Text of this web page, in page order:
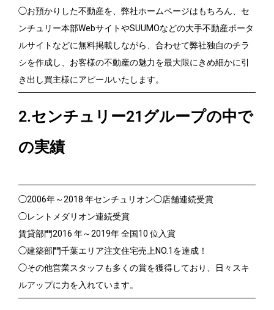
◯お預かりした不動産を、弊社ホームページはもちろん、セ
ンチュリー本部WebサイトやSUUMOなどの大手不動産ポータ
ルサイトなどに無料掲載しながら、合わせて弊社独自のチラ
シを作成し、お客様の不動産の魅力を最大限にきめ細かに引
き出し買主様にアピールいたします。
2.センチュリー21グループの中で
の実績
◯2006年～2018 年センチュリオン◯店舗連続受賞
◯レントメダリオン連続受賞
賃貸部門2016 年～2019年 全国10 位入賞
◯建築部門千葉エリア注文住宅売上NO.1を達成！
◯その他営業スタッフも多くの賞を獲得しており、日々スキ
ルアップに力を入れています。